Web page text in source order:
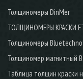
Толщиномеры DinMer
ТОЛЩИНОМЕРЫ КРАСКИ
Толщиномеры
Толщиномер магнитный
Таблица толщин краски